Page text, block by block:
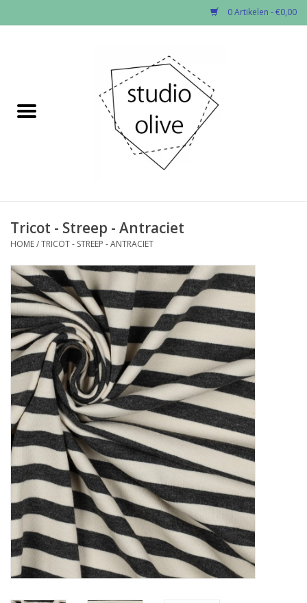
0 Artikelen - €0,00
✂︎Nieuw
Fournituren
Workshops
Diy pakketten
Studio Olive inspireert....
Tricot - Streep - Antraciet
HOME/TRICOT - STREEP - ANTRACIET